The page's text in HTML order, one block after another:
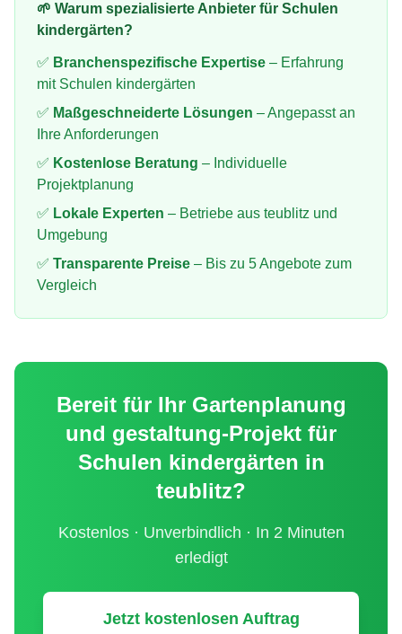
🌱 Warum spezialisierte Anbieter für Schulen
kindergärten?
✅ Branchenspezifische Expertise – Erfahrung
mit Schulen kindergärten
✅ Maßgeschneiderte Lösungen – Angepasst an
Ihre Anforderungen
✅ Kostenlose Beratung – Individuelle
Projektplanung
✅ Lokale Experten – Betriebe aus teublitz und
Umgebung
✅ Transparente Preise – Bis zu 5 Angebote zum
Vergleich
Bereit für Ihr Gartenplanung
und gestaltung-Projekt für
Schulen kindergärten in
teublitz?
Kostenlos · Unverbindlich · In 2 Minuten
erledigt
Jetzt kostenlosen Auftrag